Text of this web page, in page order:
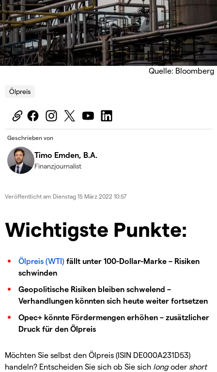
Quelle: Bloomberg
Ölpreis
Geschrieben von
Timo Emden, B.A.
Finanzjournalist
Veröffentlicht am Dienstag 15 März 2022 10:57
Wichtigste Punkte:
Ölpreis (WTI) fällt unter 100-Dollar-Marke – Risiken
schwinden
Geopolitische Risiken bleiben schwelend –
Verhandlungen könnten sich heute weiter fortsetzen
Opec+ könnte Fördermengen erhöhen – zusätzlicher
Druck für den Ölpreis
Möchten Sie selbst den Ölpreis (ISIN DE000A231D53)
handeln? Entscheiden Sie sich ob Sie sich longoder short